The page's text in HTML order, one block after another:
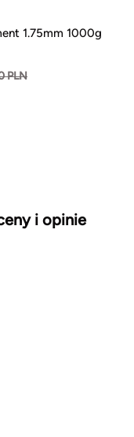
1.75mm 1000g
PLN
i opinie